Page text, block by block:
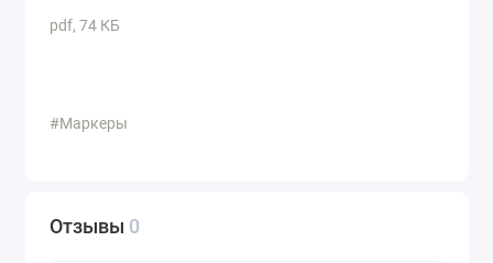
pdf, 74 КБ
#Маркеры
Отзывы 0